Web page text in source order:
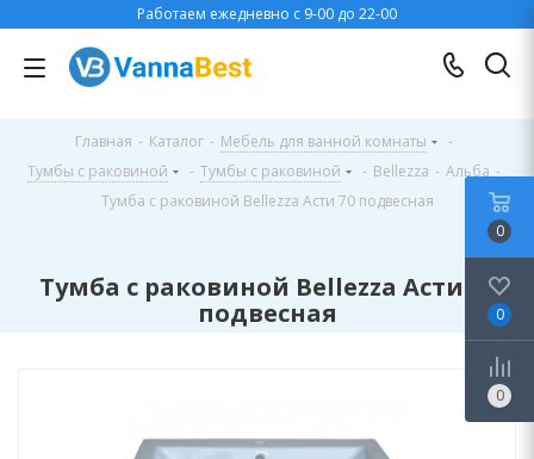
Работаем ежедневно с 9-00 до 22-00
Главная - Каталог - Мебель для ванной комнаты
-
Тумбы с раковиной
- Тумбы с раковиной - Bellezza - Альба -
Тумба с раковиной Bellezza Асти 70 подвесная
Тумба с раковиной Bellezza Асти 70
подвесная
0
0
0